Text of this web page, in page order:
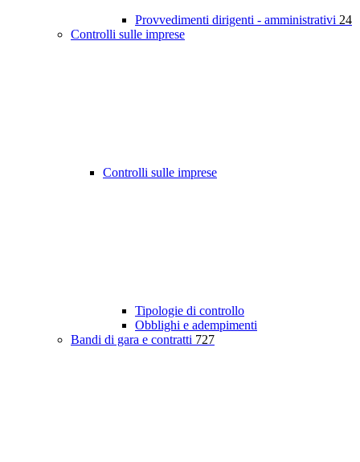
Provvedimenti dirigenti - amministrativi 24
Controlli sulle imprese
Controlli sulle imprese
Tipologie di controllo
Obblighi e adempimenti
Bandi di gara e contratti 727